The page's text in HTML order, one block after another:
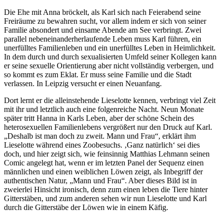
Die Ehe mit Anna bröckelt, als Karl sich nach Feierabend seine
Freiräume zu bewahren sucht, vor allem indem er sich von seiner
Familie absondert und einsame Abende am See verbringt. Zwei
parallel nebeneinanderherlaufende Leben muss Karl führen, ein
unerfülltes Familienleben und ein unerfülltes Leben in Heimlichkeit.
In dem durch und durch sexualisierten Umfeld seiner Kollegen kann
er seine sexuelle Orientierung aber nicht vollständig verbergen, und
so kommt es zum Eklat. Er muss seine Familie und die Stadt
verlassen. In Leipzig versucht er einen Neuanfang.
Dort lernt er die alleinstehende Lieselotte kennen, verbringt viel Zeit
mit ihr und letztlich auch eine folgenreiche Nacht. Neun Monate
später tritt Hanna in Karls Leben, aber der schöne Schein des
heterosexuellen Familienlebens vergrößert nur den Druck auf Karl.
„Deshalb ist man doch zu zweit. Mann und Frau“, erklärt ihm
Lieselotte während eines Zoobesuchs. ‚Ganz natürlich‘ sei dies
doch, und hier zeigt sich, wie feinsinnig Matthias Lehmann seinen
Comic angelegt hat, wenn er im letzten Panel der Sequenz einen
männlichen und einen weiblichen Löwen zeigt, als Inbegriff der
authentischen Natur, „Mann und Frau“. Aber dieses Bild ist in
zweierlei Hinsicht ironisch, denn zum einen leben die Tiere hinter
Gitterstäben, und zum anderen sehen wir nun Lieselotte und Karl
durch die Gitterstäbe der Löwen wie in einem Käfig.